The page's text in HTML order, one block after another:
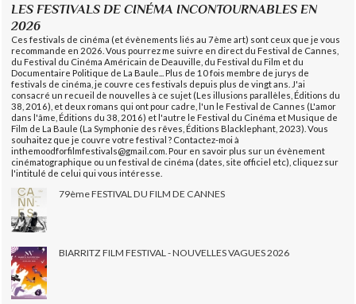
LES FESTIVALS DE CINÉMA INCONTOURNABLES EN
2026
Ces festivals de cinéma (et évènements liés au 7ème art) sont ceux que je vous
recommande en 2026. Vous pourrez me suivre en direct du Festival de Cannes,
du Festival du Cinéma Américain de Deauville, du Festival du Film et du
Documentaire Politique de La Baule... Plus de 10 fois membre de jurys de
festivals de cinéma, je couvre ces festivals depuis plus de vingt ans. J'ai
consacré un recueil de nouvelles à ce sujet (Les illusions parallèles, Éditions du
38, 2016), et deux romans qui ont pour cadre, l'un le Festival de Cannes (L'amor
dans l'âme, Éditions du 38, 2016) et l'autre le Festival du Cinéma et Musique de
Film de La Baule (La Symphonie des rêves, Éditions Blacklephant, 2023). Vous
souhaitez que je couvre votre festival ? Contactez-moi à
inthemoodforfilmfestivals@gmail.com. Pour en savoir plus sur un évènement
cinématographique ou un festival de cinéma (dates, site officiel etc), cliquez sur
l'intitulé de celui qui vous intéresse.
79ème FESTIVAL DU FILM DE CANNES
BIARRITZ FILM FESTIVAL - NOUVELLES VAGUES 2026